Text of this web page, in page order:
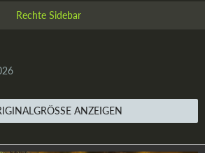
ANZEIGEN